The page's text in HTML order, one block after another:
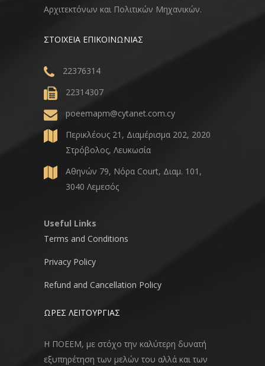
Αρχιτεκτόνων και Πολιτικών Μηχανικών.
ΣΤΟΙΧΕΙΑ ΕΠΙΚΟΙΝΩΝΙΑΣ
22376314
22314307
poeemapm@cytanet.com.cy
Περικλέους 21, Διαμέρισμα 202, 2020
Στρόβολος, Λευκωσία
Αθηνών 79, Νόρα Court, Διαμ. 101,
3040 Λεμεσός
Useful Links
Terms and Conditions
Privacy Policy
Refund and Cancellation Policy
ΩΡΕΣ ΛΕΙΤΟΥΡΓΙΑΣ
Η ΠΟΕΕΜ, με στόχο την καλύτερη δυνατή
εξυπηρέτηση των μελών του αλλά και των